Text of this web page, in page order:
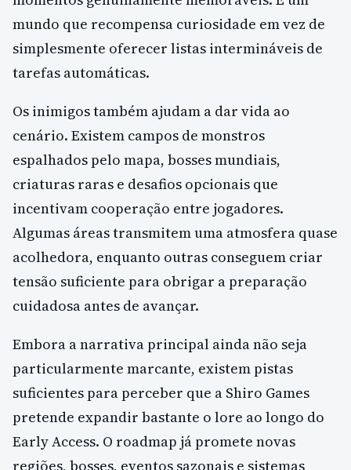
mundo que recompensa curiosidade em vez de
simplesmente oferecer listas intermináveis de
tarefas automáticas.
Os inimigos também ajudam a dar vida ao
cenário. Existem campos de monstros
espalhados pelo mapa, bosses mundiais,
criaturas raras e desafios opcionais que
incentivam cooperação entre jogadores.
Algumas áreas transmitem uma atmosfera quase
acolhedora, enquanto outras conseguem criar
tensão suficiente para obrigar a preparação
cuidadosa antes de avançar.
Embora a narrativa principal ainda não seja
particularmente marcante, existem pistas
suficientes para perceber que a Shiro Games
pretende expandir bastante o lore ao longo do
Early Access. O roadmap já promete novas
regiões, bosses, eventos sazonais e sistemas